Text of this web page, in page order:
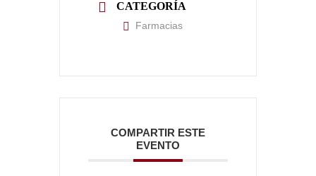
CATEGORÍA
Farmacias
COMPARTIR ESTE
EVENTO